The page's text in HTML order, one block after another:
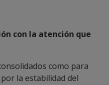
con la atención que
como para
la estabilidad del